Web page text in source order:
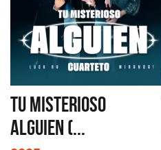
TU MISTERIOSO
ALGUIEN (...